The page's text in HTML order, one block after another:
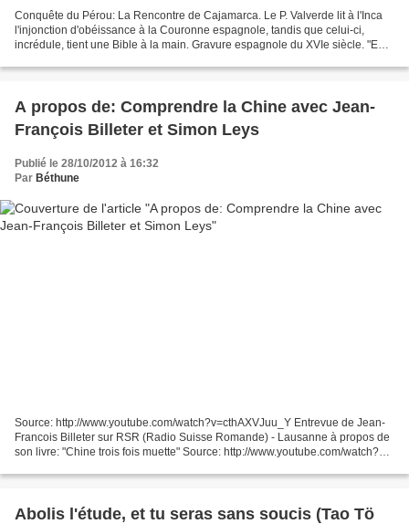
Conquête du Pérou: La Rencontre de Cajamarca. Le P. Valverde lit à l'Inca
l'injonction d'obéissance à la Couronne espagnole, tandis que celui-ci,
incrédule, tient une Bible à la main. Gravure espagnole du XVIe siècle. "En
A propos de: Comprendre la Chine avec Jean-
François Billeter et Simon Leys
Publié le 28/10/2012 à 16:32
Par Béthune
Source: http://www.youtube.com/watch?v=cthAXVJuu_Y Entrevue de Jean-
Francois Billeter sur RSR (Radio Suisse Romande) - Lausanne à propos de
son livre: "Chine trois fois muette" Source: http://www.youtube.com/watch?
Abolis l'étude, et tu seras sans soucis (Tao Tö